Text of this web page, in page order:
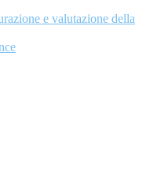
e valutazione della